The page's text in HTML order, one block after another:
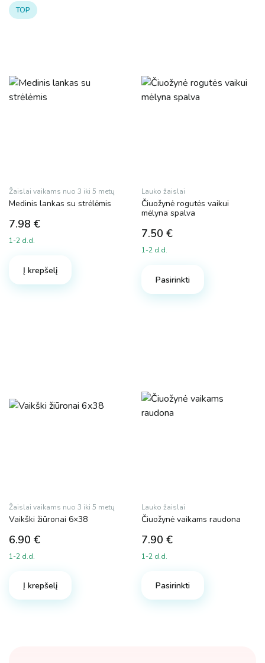
TOP
Žaislai vaikams nuo 3 iki 5 metų
Medinis lankas su strėlėmis
7.98 €
1-2 d.d.
Į krepšelį
Lauko žaislai
Čiuožynė rogutės vaikui
mėlyna spalva
7.50 €
1-2 d.d.
Pasirinkti
Žaislai vaikams nuo 3 iki 5 metų
Vaikški žiūronai 6×38
6.90 €
1-2 d.d.
Į krepšelį
Lauko žaislai
Čiuožynė vaikams raudona
7.90 €
1-2 d.d.
Pasirinkti